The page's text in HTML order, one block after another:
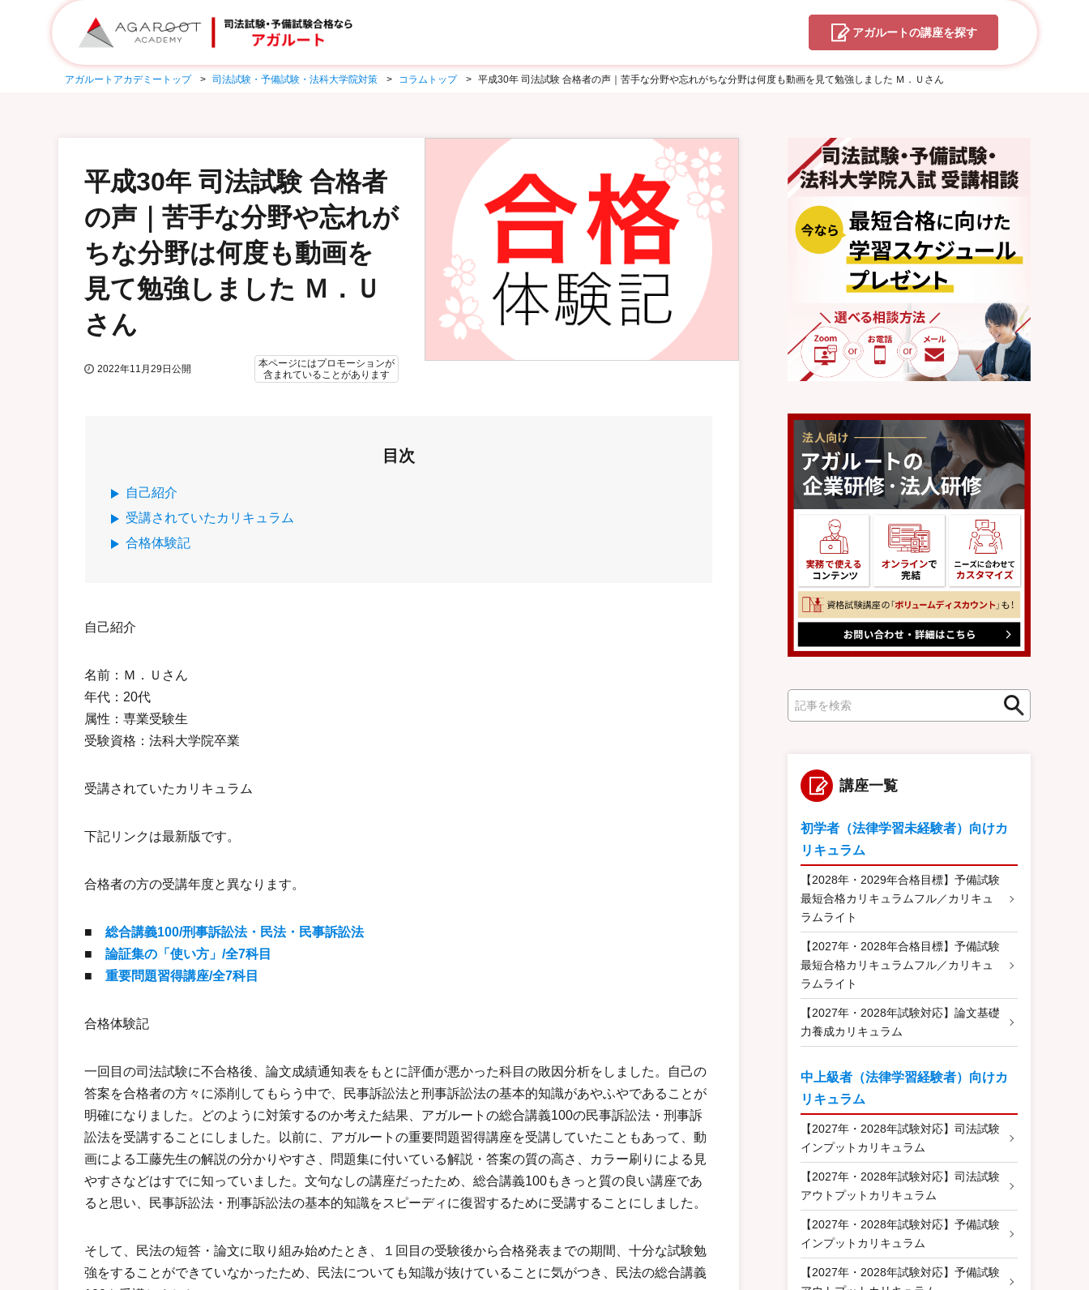
アガルートの講座を探す
アガルートアカデミートップ 司法試験・予備試験・法科大学院対策 コラムトップ 平成30年 司法試験 合格者の声｜苦手な分野や忘れがちな分野は何度も動画を見て勉強しました Ｍ．Ｕさん
平成30年 司法試験 合格者
の声｜苦手な分野や忘れが
ちな分野は何度も動画を
見て勉強しました Ｍ．Ｕ
さん
2022年11月29日公開
本ページにはプロモーションが
含まれていることがあります
目次
自己紹介
受講されていたカリキュラム
合格体験記
自己紹介
名前：Ｍ．Ｕさん
年代：20代
属性：専業受験生
受験資格：法科大学院卒業
受講されていたカリキュラム
下記リンクは最新版です。
合格者の方の受講年度と異なります。
■ 総合講義100/刑事訴訟法・民法・民事訴訟法
■ 論証集の「使い方」/全7科目
■ 重要問題習得講座/全7科目
合格体験記
一回目の司法試験に不合格後、論文成績通知表をもとに評価が悪かった科目の敗因分析をしました。自己の
答案を合格者の方々に添削してもらう中で、民事訴訟法と刑事訴訟法の基本的知識があやふやであることが
明確になりました。どのように対策するのか考えた結果、アガルートの総合講義100の民事訴訟法・刑事訴
訟法を受講することにしました。以前に、アガルートの重要問題習得講座を受講していたこともあって、動
画による工藤先生の解説の分かりやすさ、問題集に付いている解説・答案の質の高さ、カラー刷りによる見
やすさなどはすでに知っていました。文句なしの講座だったため、総合講義100もきっと質の良い講座であ
ると思い、民事訴訟法・刑事訴訟法の基本的知識をスピーディに復習するために受講することにしました。
そして、民法の短答・論文に取り組み始めたとき、１回目の受験後から合格発表までの期間、十分な試験勉
強をすることができていなかったため、民法についても知識が抜けていることに気がつき、民法の総合講義
検
索
検
索
講座一覧
初学者（法律学習未経験者）向けカ
リキュラム
【2028年・2029年合格目標】予備試験
最短合格カリキュラムフル／カリキュ
ラムライト
【2027年・2028年合格目標】予備試験
最短合格カリキュラムフル／カリキュ
ラムライト
【2027年・2028年試験対応】論文基礎
力養成カリキュラム
中上級者（法律学習経験者）向けカ
リキュラム
【2027年・2028年試験対応】司法試験
インプットカリキュラム
【2027年・2028年試験対応】司法試験
アウトプットカリキュラム
【2027年・2028年試験対応】予備試験
インプットカリキュラム
【2027年・2028年試験対応】予備試験